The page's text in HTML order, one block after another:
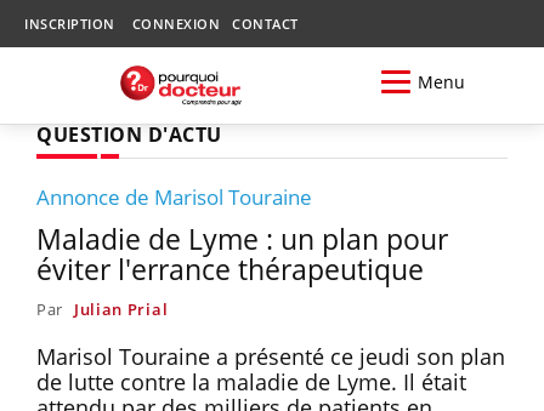
INSCRIPTION CONNEXION CONTACT
Menu
QUESTION D'ACTU
Annonce de Marisol Touraine
Maladie de Lyme : un plan pour
éviter l'errance thérapeutique
Par Julian Prial
Marisol Touraine a présenté ce jeudi son plan
de lutte contre la maladie de Lyme. Il était